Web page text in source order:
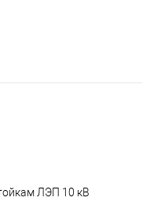
ЛЭП 10 кВ